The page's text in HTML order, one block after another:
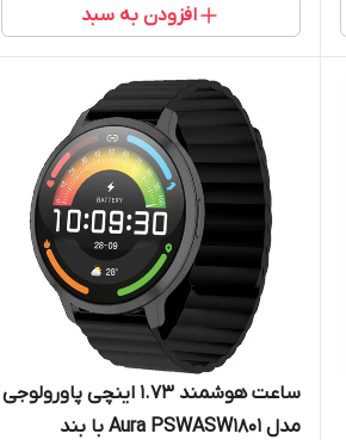
افزودن به سبد
ساعت هوشمند 1.73 اینچی پاورولوجی
مدل Aura PSWASW1801 با بند